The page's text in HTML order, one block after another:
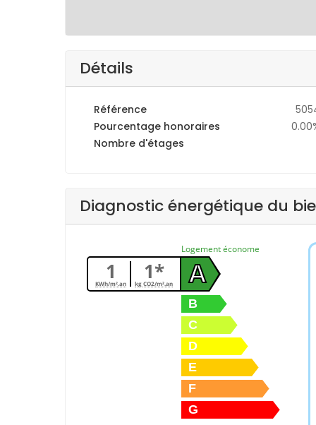
Détails
Référence
Pourcentage honoraires
Nombre d'étages
Diagnostic énergétique du
1
KWh/m².an 1*
kg CO2/m².an
Logement économe
A
B
C
D
E
F
G